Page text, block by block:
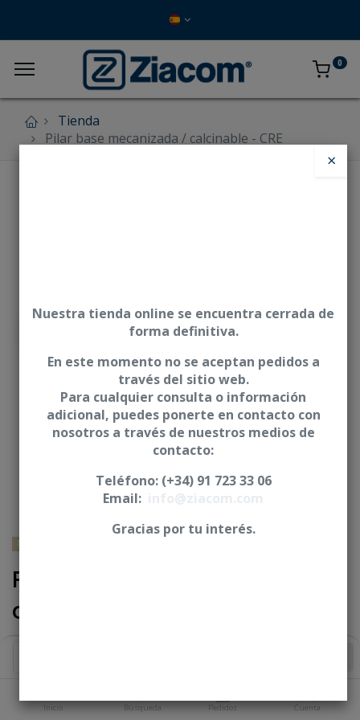
Inicio Búsqueda Pedidos Cuenta
0
Tienda
Pilar base mecanizada / calcinable - CRE
NOBEL BIOCARE® - Nobel Replace® Select
Pilar base mecanizada /
calcinable - CRE
×
Nuestra tienda online se encuentra cerrada de
forma definitiva.
En este momento no se aceptan pedidos a
través del sitio web.
Para cualquier consulta o información
adicional, puedes ponerte en contacto con
nosotros a través de nuestros medios de
contacto:
Teléfono: (+34) 91 723 33 06
Email:
Gracias por tu interés.